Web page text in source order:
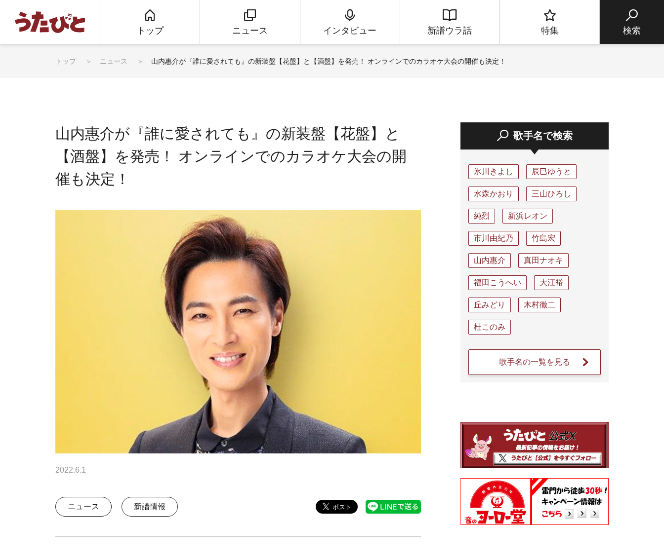
トップ ニュース インタビュー 新譜ウラ話 特集 検索
トップ ニュース 山内惠介が『誰に愛されても』の新装盤【花盤】と【酒盤】を発売！ オンラインでのカラオケ大会の開催も決定！
山内惠介が『誰に愛されても』の新装盤【花盤】と
【酒盤】を発売！ オンラインでのカラオケ大会の開
催も決定！
2022.6.1
ニュース 新譜情報
歌手名で検索
氷川きよし 辰巳ゆうと
水森かおり 三山ひろし
純烈 新浜レオン
市川由紀乃 竹島宏
山内惠介 真田ナオキ
福田こうへい 大江裕
丘みどり 木村徹二
杜このみ
歌手名の一覧を見る